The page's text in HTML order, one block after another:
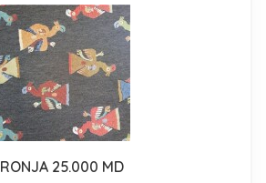
RONJA 25.000 MD